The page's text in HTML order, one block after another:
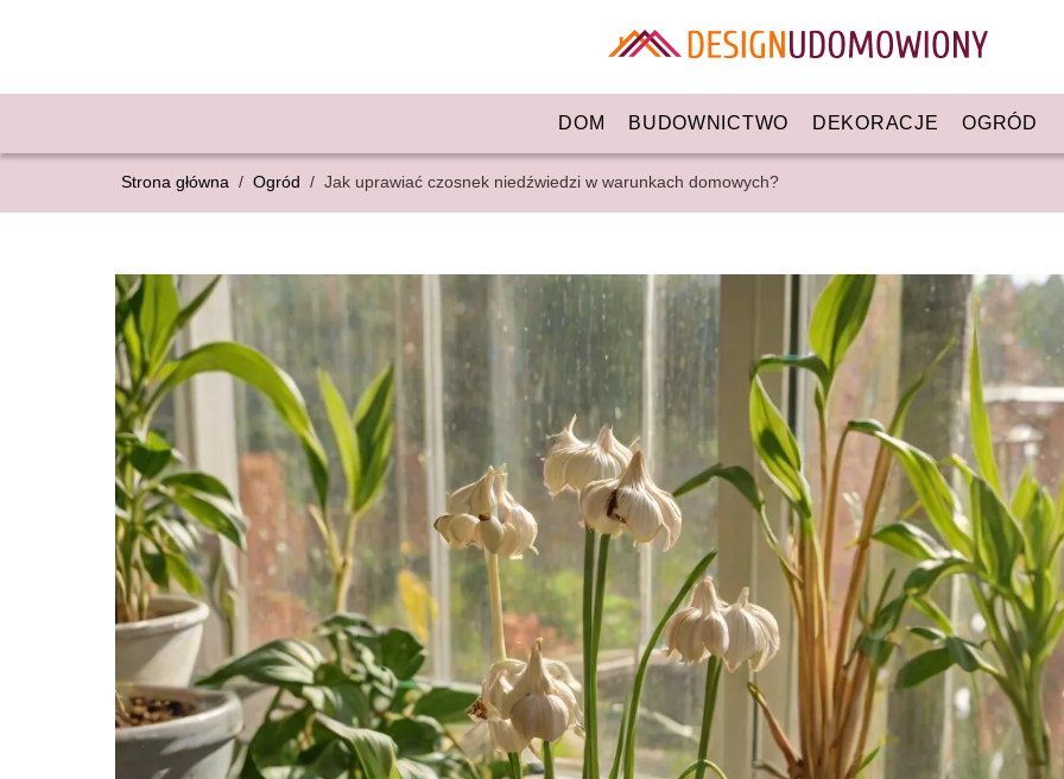
DOM BUDOWNICTWO DEKORACJE OGRÓD
Strona główna / Ogród / Jak uprawiać czosnek niedźwiedzi w warunkach domowych?